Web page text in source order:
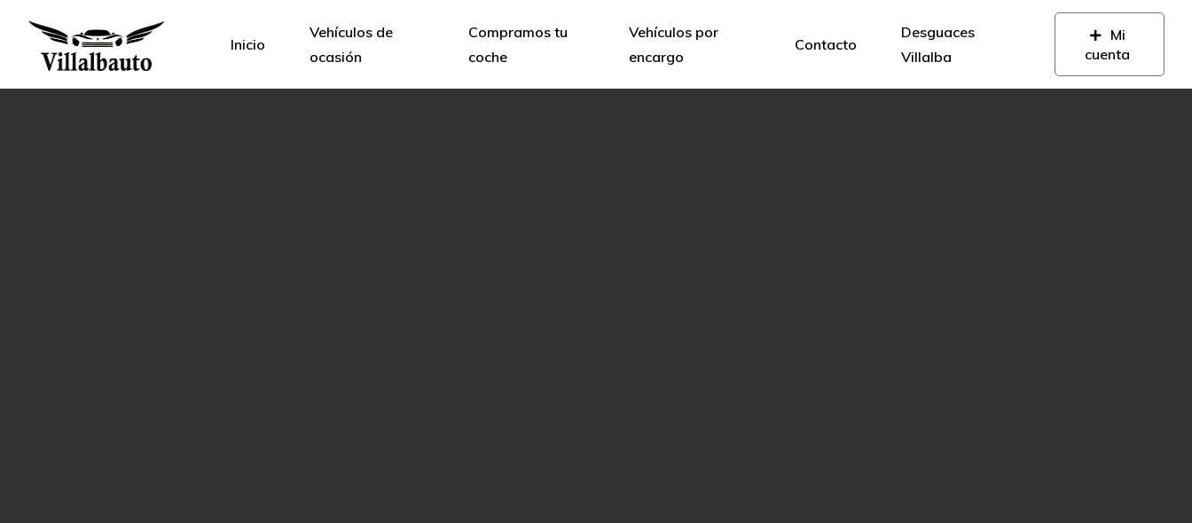
Inicio
Vehículos de
ocasión
Compramos tu
coche
Vehículos por
encargo
Contacto
Desguaces
Villalba
Mi
cuenta